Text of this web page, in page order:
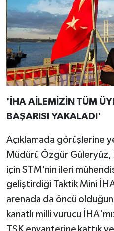
'İHA AİLEMİZİN TÜM
BAŞARISI YAKALADI'
Açıklamada görüşlerine
Müdürü Özgür Güleryüz,
için STM'nin ileri
geliştirdiği Taktik Mini
arenada da öncü
kanatlı milli vurucu
TSK envanterine kattık